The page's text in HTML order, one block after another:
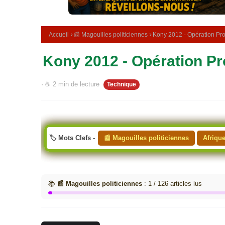
i
i
n
l
Accueil 📰 Magouilles politiciennes Kony 2012 - Opération
Kony 2012 - Opération
· ☕ 2 min de lecture Technique
🏷️ Mots Clefs - 📰 Magouilles politiciennes Afrique
📚 📰 Magouilles politiciennes : 1 / 126 articles lus